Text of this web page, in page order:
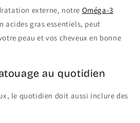
externe, notre Oméga-3
acides gras essentiels, peut
peau et vos cheveux en bonne
au quotidien
le quotidien doit aussi inclure des